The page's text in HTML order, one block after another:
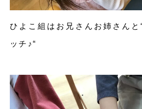
ひよこ組はお兄さんお姉さんと
ッチ♪“